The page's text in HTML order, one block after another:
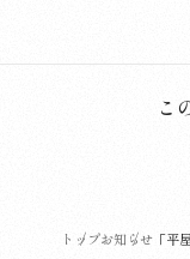
こ
トップお知らせ「平